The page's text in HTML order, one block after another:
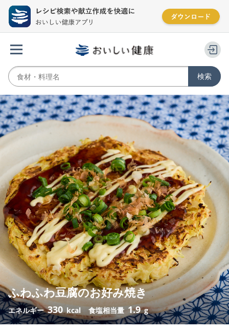
ふわふわ豆腐のお好み焼き
エネルギー330 kcal 食塩相当量 1.9 g